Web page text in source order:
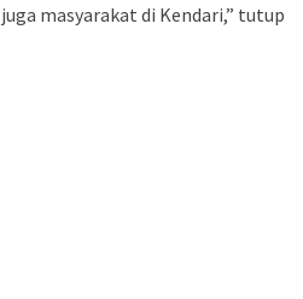
masyarakat di Kendari,” tutup